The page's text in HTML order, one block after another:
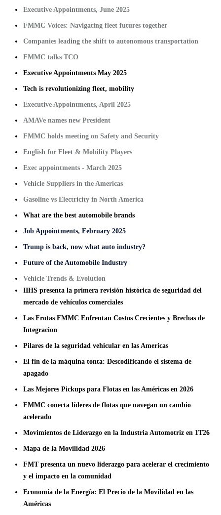
Executive Appointments, June 2025
FMMC Voices: Navigating fleet futures together
Companies leading the shift to autonomous transportation
FMMC talks TCO
Executive Appointments May 2025
Tech is revolutionizing fleet, mobility
Executive Appointments, April 2025
AMAVe names new President
FMMC holds meeting on Safety and Security
English for Fleet & Mobility Players
Exec appointments - March 2025
Vehicle Suppliers in the Americas
Gasoline vs Electricity in North America
What are the best automobile brands
Job Appointments, February 2025
Trump is back, now what auto industry?
Future of the Automobile Industry
Vehicle Trends & Evolution
IIHS presenta la primera revisión histórica de seguridad del
mercado de vehículos comerciales
Las Frotas FMMC Enfrentan Costos Crecientes y Brechas de
Integracion
Pilares de la seguridad vehicular en las Americas
El fin de la máquina tonta: Descodificando el sistema de
apagado
Las Mejores Pickups para Flotas en las Américas en 2026
FMMC conecta líderes de flotas que navegan un cambio
acelerado
Movimientos de Liderazgo en la Industria Automotriz en 1T26
Mapa de la Movilidad 2026
FMT presenta un nuevo liderazgo para acelerar el crecimiento
y el impacto en la comunidad
Economía de la Energía: El Precio de la Movilidad en las
Américas